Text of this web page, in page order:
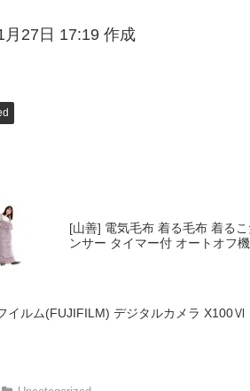
月27日 17:19 作成
[山善] 電気毛布 着る毛布 着る
ンサー タイマー付 オートオフ
イルム(FUJIFILM) デジタルカメラ